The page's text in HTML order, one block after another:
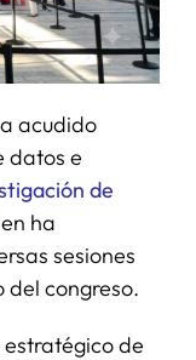
acudido
datos e
de
ha
sesiones
congreso.
estratégico de